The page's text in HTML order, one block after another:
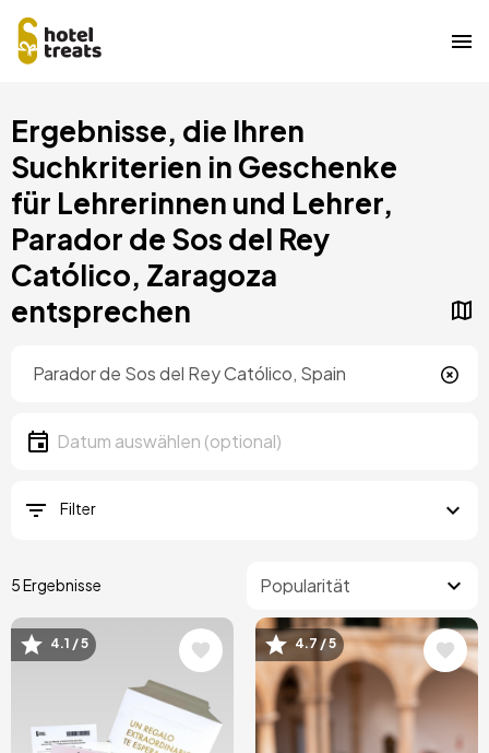
zum
Inhalt
Ergebnisse, die Ihren
Suchkriterien in Geschenke
für Lehrerinnen und Lehrer,
Parador de Sos del Rey
Católico, Zaragoza
entsprechen
Datum
Datum auswählen
Filter
5 Ergebnisse
Bild4.1 / 5 Bild4.7 / 5